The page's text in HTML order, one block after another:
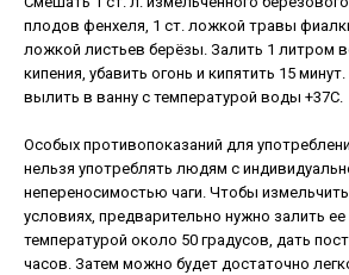
плодов фенхеля, 1 ст. ложкой травы
ложкой листьев берёзы. Залить 1 литром
кипения, убавить огонь и кипятить 15
вылить в ванну с температурой воды +37С.
Особых противопоказаний для
нельзя употреблять людям с
непереносимостью чаги. Чтобы
условиях, предварительно нужно залить
температурой около 50 градусов, дать
часов. Затем можно будет достаточно